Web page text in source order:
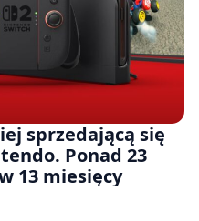
sprzedającą się
Ponad 23
13 miesięcy